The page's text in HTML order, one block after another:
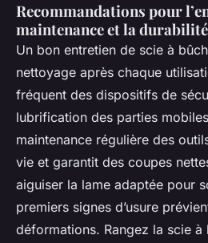
Recommandations pour
maintenance et la durabilité
Un bon entretien de scie à
nettoyage après chaque
fréquent des dispositifs de
lubrification des parties
maintenance régulière des
vie et garantit des coupes
aiguiser la lame adaptée pour
premiers signes d’usure
déformations. Rangez la scie à